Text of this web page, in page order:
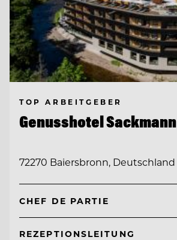
TOP ARBEITGEBER
Genusshotel Sackmann
72270 Baiersbronn, Deutschland
CHEF DE PARTIE
REZEPTIONSLEITUNG